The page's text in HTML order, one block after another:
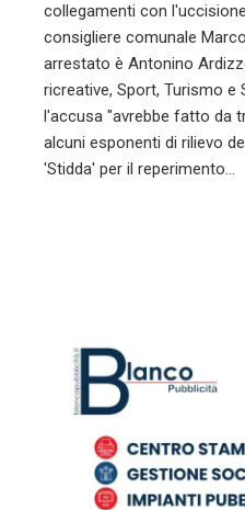
collegamenti con
consigliere comunale
arrestato è Antonino
ricreative, Sport, Turismo e
l'accusa "avrebbe fatto da
alcuni esponenti di rilievo
'Stidda' per il reperimento…